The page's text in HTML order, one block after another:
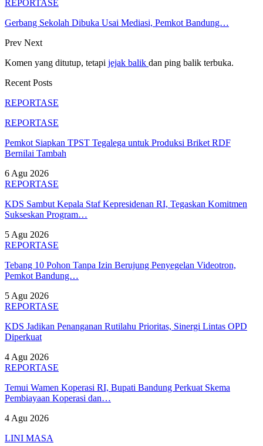
REPORTASE
Gerbang Sekolah Dibuka Usai Mediasi, Pemkot Bandung…
Prev Next
Komen yang ditutup, tetapi jejak balik dan ping balik terbuka.
Recent Posts
REPORTASE
REPORTASE
Pemkot Siapkan TPST Tegalega untuk Produksi Briket RDF
Bernilai Tambah
6 Agu 2026
REPORTASE
KDS Sambut Kepala Staf Kepresidenan RI, Tegaskan Komitmen
Sukseskan Program…
5 Agu 2026
REPORTASE
Tebang 10 Pohon Tanpa Izin Berujung Penyegelan Videotron,
Pemkot Bandung…
5 Agu 2026
REPORTASE
KDS Jadikan Penanganan Rutilahu Prioritas, Sinergi Lintas OPD
Diperkuat
4 Agu 2026
REPORTASE
Temui Wamen Koperasi RI, Bupati Bandung Perkuat Skema
Pembiayaan Koperasi dan…
4 Agu 2026
LINI MASA